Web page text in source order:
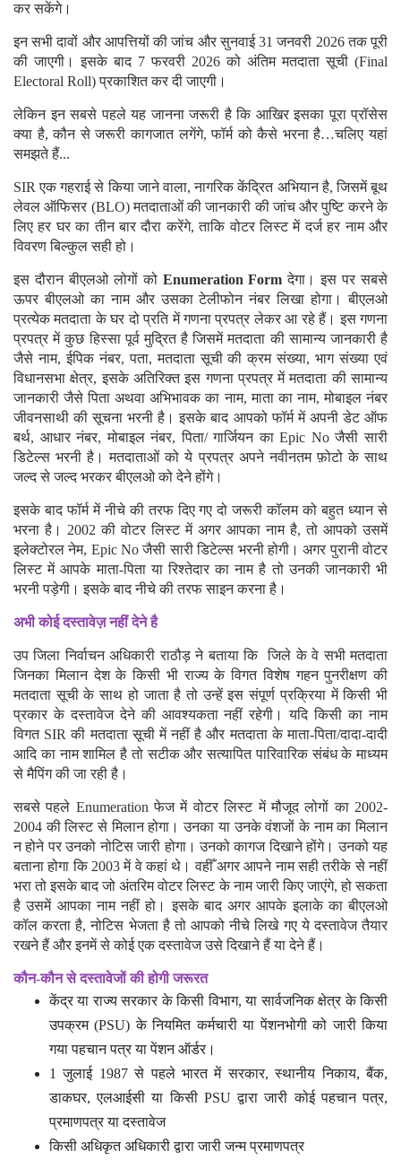
कर सकेंगे।
इन सभी दावों और आपत्तियों की जांच और सुनवाई 31 जनवरी 2026 तक पूरी
की जाएगी। इसके बाद 7 फरवरी 2026 को अंतिम मतदाता सूची (Final
Electoral Roll) प्रकाशित कर दी जाएगी।
लेकिन इन सबसे पहले यह जानना जरूरी है कि आखिर इसका पूरा प्रॉसेस
क्या है, कौन से जरूरी कागजात लगेंगे, फॉर्म को कैसे भरना है…चलिए यहां
समझते हैं...
SIR एक गहराई से किया जाने वाला, नागरिक केंद्रित अभियान है, जिसमें बूथ
लेवल ऑफिसर (BLO) मतदाताओं की जानकारी की जांच और पुष्टि करने के
लिए हर घर का तीन बार दौरा करेंगे, ताकि वोटर लिस्ट में दर्ज हर नाम और
विवरण बिल्कुल सही हो।
इस दौरान बीएलओ लोगों को Enumeration Form देगा। इस पर सबसे
ऊपर बीएलओ का नाम और उसका टेलीफोन नंबर लिखा होगा। बीएलओ
प्रत्येक मतदाता के घर दो प्रति में गणना प्रपत्र लेकर आ रहे हैं। इस गणना
प्रपत्र में कुछ हिस्सा पूर्व मुद्रित है जिसमें मतदाता की सामान्य जानकारी है
जैसे नाम, ईपिक नंबर, पता, मतदाता सूची की क्रम संख्या, भाग संख्या एवं
विधानसभा क्षेत्र, इसके अतिरिक्त इस गणना प्रपत्र में मतदाता की सामान्य
जानकारी जैसे पिता अथवा अभिभावक का नाम, माता का नाम, मोबाइल नंबर
जीवनसाथी की सूचना भरनी है। इसके बाद आपको फॉर्म में अपनी डेट ऑफ
बर्थ, आधार नंबर, मोबाइल नंबर, पिता/ गार्जियन का Epic No जैसी सारी
डिटेल्स भरनी है। मतदाताओं को ये प्रपत्र अपने नवीनतम फ़ोटो के साथ
जल्द से जल्द भरकर बीएलओ को देने होंगे।
इसके बाद फॉर्म में नीचे की तरफ दिए गए दो जरूरी कॉलम को बहुत ध्यान से
भरना है। 2002 की वोटर लिस्ट में अगर आपका नाम है, तो आपको उसमें
इलेक्टोरल नेम, Epic No जैसी सारी डिटेल्स भरनी होगी। अगर पुरानी वोटर
लिस्ट में आपके माता-पिता या रिश्तेदार का नाम है तो उनकी जानकारी भी
भरनी पड़ेगी। इसके बाद नीचे की तरफ साइन करना है।
अभी कोई दस्तावेज़ नहीं देने है
उप जिला निर्वाचन अधिकारी राठौड़ ने बताया कि जिले के वे सभी मतदाता
जिनका मिलान देश के किसी भी राज्य के विगत विशेष गहन पुनरीक्षण की
मतदाता सूची के साथ हो जाता है तो उन्हें इस संपूर्ण प्रक्रिया में किसी भी
प्रकार के दस्तावेज देने की आवश्यकता नहीं रहेगी। यदि किसी का नाम
विगत SIR की मतदाता सूची में नहीं है और मतदाता के माता-पिता/दादा-दादी
आदि का नाम शामिल है तो सटीक और सत्यापित पारिवारिक संबंध के माध्यम
से मैपिंग की जा रही है।
सबसे पहले Enumeration फेज में वोटर लिस्ट में मौजूद लोगों का 2002-
2004 की लिस्ट से मिलान होगा। उनका या उनके वंशजों के नाम का मिलान
न होने पर उनको नोटिस जारी होगा। उनको कागज दिखाने होंगे। उनको यह
बताना होगा कि 2003 में वे कहां थे। वहीँ अगर आपने नाम सही तरीके से नहीं
भरा तो इसके बाद जो अंतरिम वोटर लिस्ट के नाम जारी किए जाएंगे, हो सकता
है उसमें आपका नाम नहीं हो। इसके बाद अगर आपके इलाके का बीएलओ
कॉल करता है, नोटिस भेजता है तो आपको नीचे लिखे गए ये दस्तावेज तैयार
रखने हैं और इनमें से कोई एक दस्तावेज उसे दिखाने हैं या देने हैं।
कौन-कौन से दस्तावेजों की होगी जरूरत
केंद्र या राज्य सरकार के किसी विभाग, या सार्वजनिक क्षेत्र के किसी
उपक्रम (PSU) के नियमित कर्मचारी या पेंशनभोगी को जारी किया
गया पहचान पत्र या पेंशन ऑर्डर।
1 जुलाई 1987 से पहले भारत में सरकार, स्थानीय निकाय, बैंक,
डाकघर, एलआईसी या किसी PSU द्वारा जारी कोई पहचान पत्र,
प्रमाणपत्र या दस्तावेज